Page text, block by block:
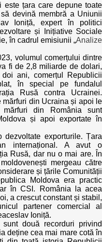
in Moldova
transparency of key
Moldova
țara care depune toate
devină membră a Uniunii
Ioniță, expert în politici
și Inițiative Sociale
în cadrul emisiunii „Analize
volumul comerțului dintre
fi de 2,8 miliarde de dolari,
ani, comerțul Republicii
în special pe fundalul
Rusă contra Ucrainei.
mărfuri din Ucraina și apoi le
din România sunt
și apoi exportate în
dezvoltate exporturile. Țara
internațional. A avut o
Rusă, dar nu o mai are. În
mergeau către
și țările Comunității
Moldova era practic
în CSI. România la acea
a crescut constant și stabil,
partener comercial al
Ioniță.
două recorduri privind
deține cea mai mare cotă în